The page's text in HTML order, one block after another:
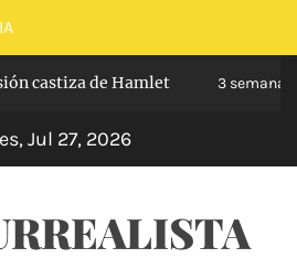
castiza de Hamlet 3 semanas
Jul 27, 2026